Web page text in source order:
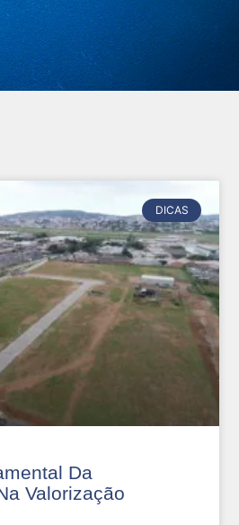
DICAS
Da
Valorização